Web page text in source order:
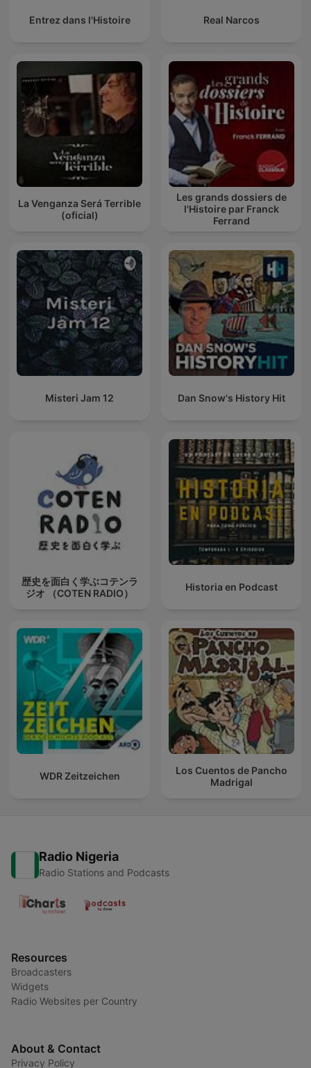
Entrez dans l'Histoire Real Narcos
La Venganza Será Terrible
(oficial)
Les grands dossiers de
l'Histoire par Franck
Ferrand
Misteri Jam 12 Dan Snow's History Hit
歴史を面白く学ぶコテンラ
ジオ （COTEN RADIO）
Historia en Podcast
WDR Zeitzeichen
Los Cuentos de Pancho
Madrigal
Radio Nigeria
Radio Stations and Podcasts
Resources
Broadcasters
Widgets
Radio Websites per Country
About & Contact
Privacy Policy